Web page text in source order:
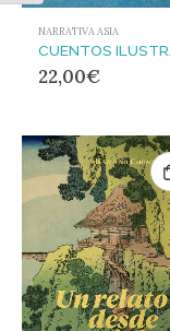
NARRATIVA ASIA
22,00€